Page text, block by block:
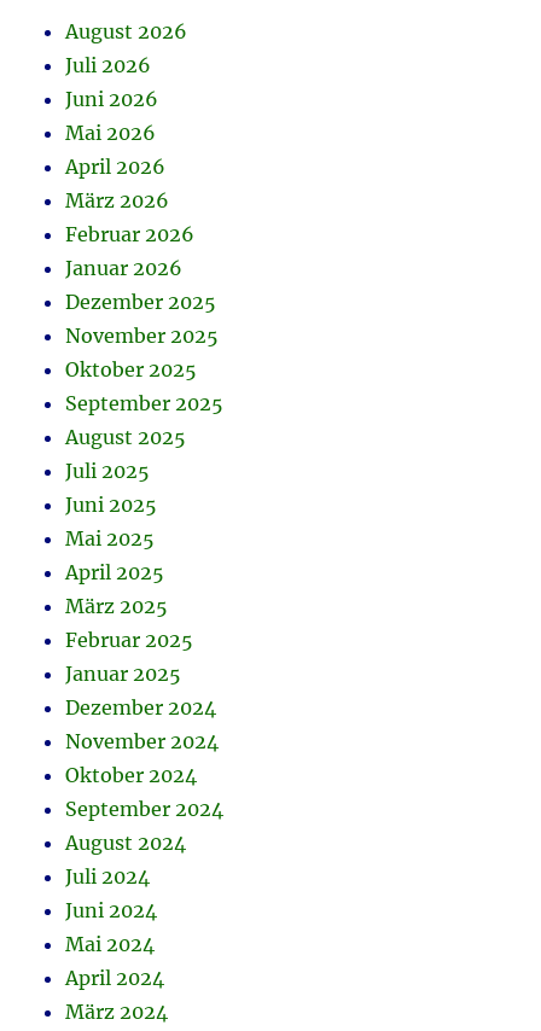
August 2026
Juli 2026
Juni 2026
Mai 2026
April 2026
März 2026
Februar 2026
Januar 2026
Dezember 2025
November 2025
Oktober 2025
September 2025
August 2025
Juli 2025
Juni 2025
Mai 2025
April 2025
März 2025
Februar 2025
Januar 2025
Dezember 2024
November 2024
Oktober 2024
September 2024
August 2024
Juli 2024
Juni 2024
Mai 2024
April 2024
März 2024